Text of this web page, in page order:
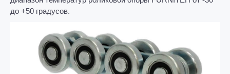
до +50 градусов.